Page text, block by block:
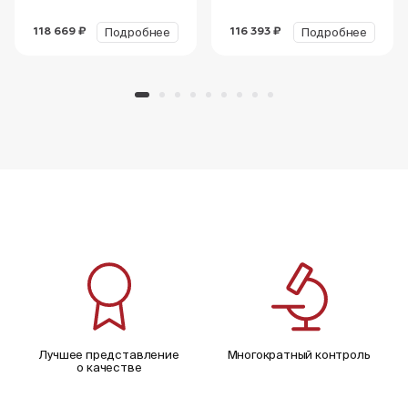
118 669 ₽ Подробнее 116 393 ₽ Подробнее
Лучшее представление
о качестве
Многократный контроль